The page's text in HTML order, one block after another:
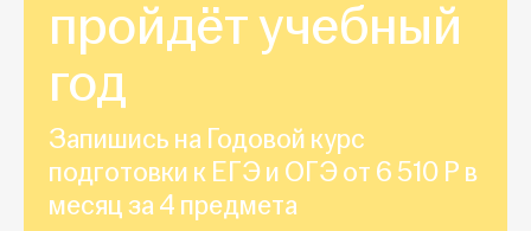
пройдёт учебный
год
Запишись на Годовой курс
подготовки к ЕГЭ и ОГЭ от 6 510 Р в
месяц за 4 предмета